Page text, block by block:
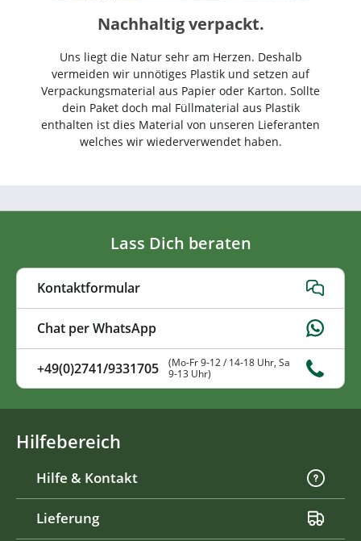
Nachhaltig verpackt.
Uns liegt die Natur sehr am Herzen. Deshalb
vermeiden wir unnötiges Plastik und setzen auf
Verpackungsmaterial aus Papier oder Karton. Sollte
dein Paket doch mal Füllmaterial aus Plastik
enthalten ist dies Material von unseren Lieferanten
welches wir wiederverwendet haben.
Lass Dich beraten
Kontaktformular
Chat per WhatsApp
+49(0)2741/9331705
(Mo-Fr 9-12 / 14-18 Uhr, Sa
9-13 Uhr)
Hilfebereich
Hilfe & Kontakt
Lieferung